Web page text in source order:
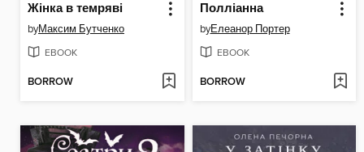
Жінка в темряві
byМаксим Бутченко
EBOOK
BORROW
Полліанна
byЕлеанор Портер
EBOOK
BORROW